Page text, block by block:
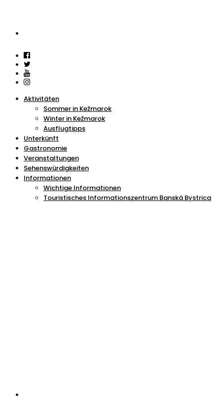
Aktivitäten
Sommer in Kežmarok
Winter in Kežmarok
Ausflugtipps
Unterkünft
Gastronomie
Veranstaltungen
Sehenswürdigkeiten
Informationen
Wichtige Informationen
Touristisches Informationszentrum Banská Bystrica